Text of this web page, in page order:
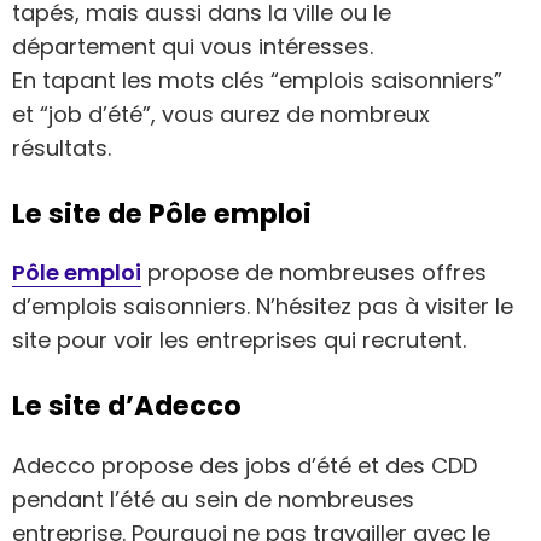
tapés, mais aussi dans la ville ou le
département qui vous intéresses.
En tapant les mots clés “emplois saisonniers”
et “job d’été”, vous aurez de nombreux
résultats.
Le site de Pôle emploi
Pôle emploi propose de nombreuses offres
d’emplois saisonniers. N’hésitez pas à visiter le
site pour voir les entreprises qui recrutent.
Le site d’Adecco
Adecco propose des jobs d’été et des CDD
pendant l’été au sein de nombreuses
entreprise. Pourquoi ne pas travailler avec le